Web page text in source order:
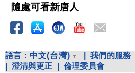
隨處可看新唐人
語言： 中文(台灣) 我們的服務
澄清與更正 倫理委員會